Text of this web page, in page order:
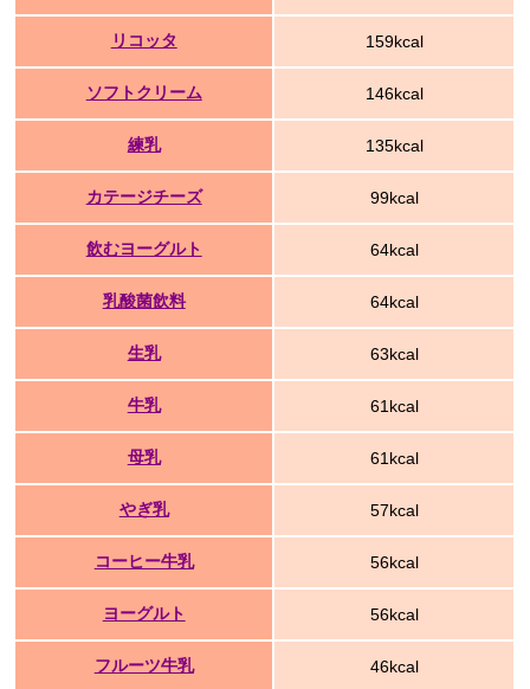
リコッタ 159kcal
ソフトクリーム 146kcal
練乳 135kcal
カテージチーズ 99kcal
飲むヨーグルト 64kcal
乳酸菌飲料 64kcal
生乳 63kcal
牛乳 61kcal
母乳 61kcal
やぎ乳 57kcal
コーヒー牛乳 56kcal
ヨーグルト 56kcal
フルーツ牛乳 46kcal